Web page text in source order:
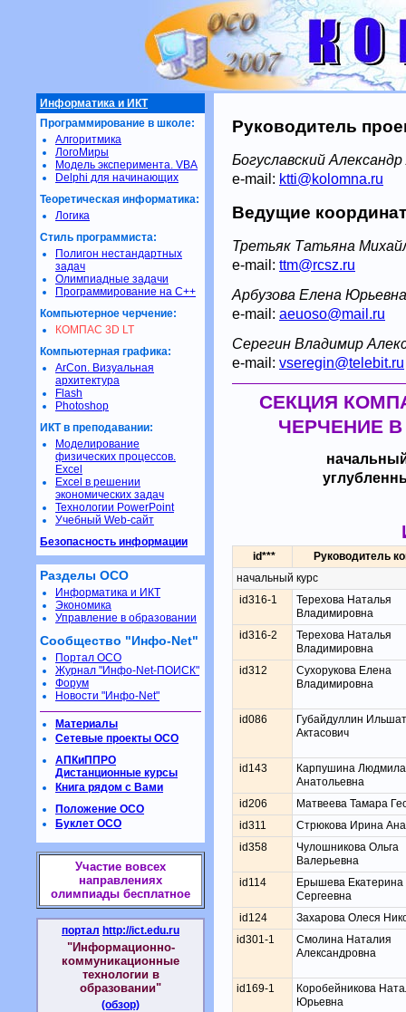
Руководитель
Богуславский
e-mail: ktti@kolomna.ru
Ведущие
Третьяк Татьяна
e-mail: ttm@rcsz.ru
Арбузова Елена Юрьевна
e-mail: aeuoso@mail.ru
Серегин Владимир
e-mail: vseregin@telebit.ru
СЕКЦИЯ
ЧЕРЧЕНИЕ В
id***
Руководитель
начальный курс
id316-1
Терехова Наталья
Владимировна
id316-2
Терехова Наталья
Владимировна
id312
Сухорукова Елена
Владимировна
id086
Губайдуллин Ильшат
Актасович
id143
Карпушина Людмила
Анатольевна
id206
Матвеева Тамара
id311
Стрюкова Ирина
id358
Чулошникова Ольга
Валерьевна
id114
Ерышева Екатерина
Сергеевна
id124
Захарова Олеся
id301-1
Смолина Наталия
Александровна
id169-1
Коробейникова
Юрьевна
Информатика и ИКТ
Программирование в школе:
Алгоритмика
ЛогоМиры
Модель эксперимента. VBA
Delphi для начинающих
Теоретическая информатика:
Логика
Стиль программиста:
Полигон нестандартных
задач
Олимпиадные задачи
Программирование на С++
Компьютерное черчение:
КОМПАС 3D LT
Компьютерная графика:
ArCon. Визуальная
архитектура
Flash
Photoshop
ИКТ в преподавании:
Моделирование
физических процессов.
Excel
Excel в решении
экономических задач
Технологии PowerPoint
Учебный Web-сайт
Безопасность информации
Разделы ОСО
Информатика и ИКТ
Экономика
Управление в образовании
Сообщество "Инфо-Net"
Портал ОСО
Журнал "Инфо-Net-ПОИСК"
Форум
Новости "Инфо-Net"
Материалы
Сетевые проекты ОСО
АПКиППРО
Дистанционные курсы
Книга рядом с Вами
Положение ОСО
Буклет ОСО
Участие вовсех
направлениях
олимпиады бесплатное
портал http://ict.edu.ru
"Информационно-
коммуникационные
технологии в
образовании"
(обзор)